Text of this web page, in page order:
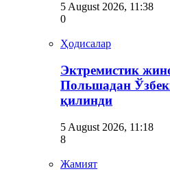
5 August 2026, 11:38
0
Ҳодисалар
Эктремистик
Польшадан
қилинди
5 August 2026, 11:18
8
Жамият